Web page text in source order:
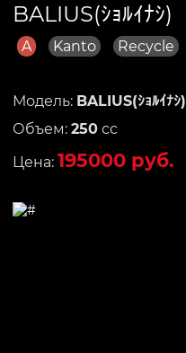
BALIUS(ｼｮﾙｲﾅｼ)
A Kanto Recycle
Модель: BALIUS(ｼｮﾙｲﾅｼ)
Объем: 250 сс
Цена: 195000 руб.